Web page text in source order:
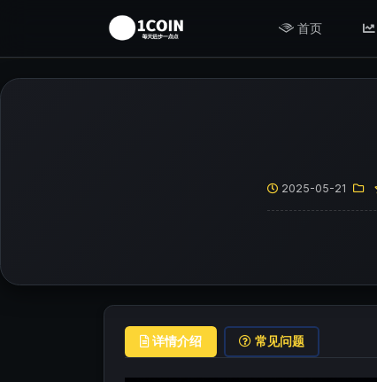
首页
2025-05-21
详情介绍 常见问题